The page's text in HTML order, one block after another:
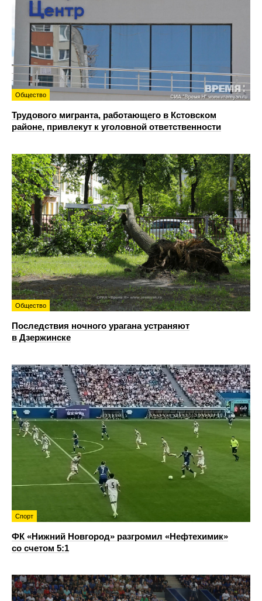
Общество
Трудового мигранта, работающего в Кстовском
районе, привлекут к уголовной ответственности
Общество
Последствия ночного урагана устраняют
в Дзержинске
Спорт
ФК «Нижний Новгород» разгромил «Нефтехимик»
со счетом 5:1